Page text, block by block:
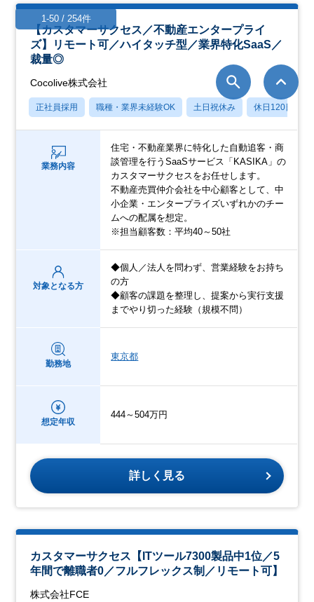
【カスタマーサクセス／不動産エンタープライ
ズ】リモート可／ハイタッチ型／業界特化SaaS／
裁量◎
Cocolive株式会社
正社員採用 職種・業界未経験OK 土日祝休み 休日120日以上
業務内容
住宅・不動産業界に特化した自動追客・商
談管理を行うSaaSサービス「KASIKA」の
カスタマーサクセスをお任せします。
不動産売買仲介会社を中心顧客として、中
小企業・エンタープライズいずれかのチー
ムへの配属を想定。
※担当顧客数：平均40～50社
対象となる方
◆個人／法人を問わず、営業経験をお持ち
の方
◆顧客の課題を整理し、提案から実行支援
までやり切った経験（規模不問）
勤務地
東京都
想定年収
444～504万円
詳しく見る
カスタマーサクセス【ITツール7300製品中1位／5
年間で離職者0／フルフレックス制／リモート可】
株式会社FCE
1-50 / 254件